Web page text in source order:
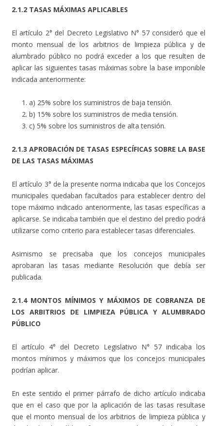
2.1.2 TASAS MÁXIMAS APLICABLES
El artículo 2° del Decreto Legislativo N° 57 consideró que el
monto mensual de los arbitrios de limpieza pública y de
alumbrado público no podrá exceder a los que resulten de
aplicar las siguientes tasas máximas sobre la base imponible
indicada anteriormente:
a) 25% sobre los suministros de baja tensión.
b) 15% sobre los suministros de media tensión.
c) 5% sobre los suministros de alta tensión.
2.1.3 APROBACIÓN DE TASAS ESPECÍFICAS SOBRE LA BASE
DE LAS TASAS MÁXIMAS
El artículo 3° de la presente norma indicaba que los Concejos
municipales quedaban facultados para establecer dentro del
tope máximo indicado anteriormente, las tasas específicas a
aplicarse. Se indicaba también que el destino del predio podrá
utilizarse como criterio para establecer tasas diferenciales.
Asimismo se precisaba que los concejos municipales
aprobaran las tasas mediante Resolución que debía ser
publicada.
2.1.4 MONTOS MÍNIMOS Y MÁXIMOS DE COBRANZA DE
LOS ARBITRIOS DE LIMPIEZA PÚBLICA Y ALUMBRADO
PÚBLICO
El artículo 4° del Decreto Legislativo N° 57 indicaba los
montos mínimos y máximos que los concejos municipales
podrían aplicar.
En este sentido el primer párrafo de dicho artículo indicaba
que en el caso que por la aplicación de las tasas resultase
que el monto mensual de los arbitrios de limpieza pública y